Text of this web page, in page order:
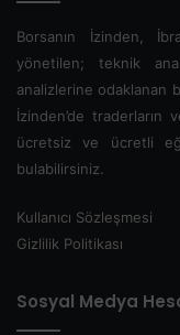
Borsanın İzinden,
yönetilen; teknik
analizlerine odaklanan
İzinden’de traderların
ücretsiz ve ücretli
bulabilirsiniz.
Kullanıcı Sözleşmesi
Gizlilik Politikası
Sosyal Medya